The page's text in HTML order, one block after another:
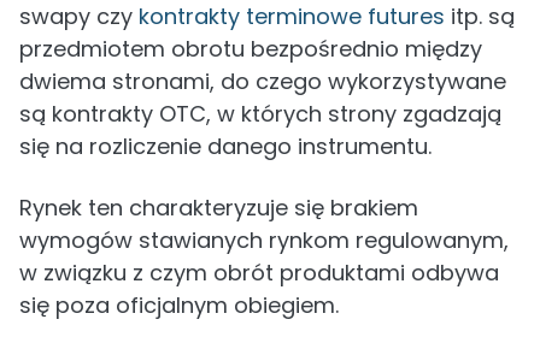
swapy czy kontrakty terminowe futures itp. są
przedmiotem obrotu bezpośrednio między
dwiema stronami, do czego wykorzystywane
są kontrakty OTC, w których strony zgadzają
się na rozliczenie danego instrumentu.
Rynek ten charakteryzuje się brakiem
wymogów stawianych rynkom regulowanym,
w związku z czym obrót produktami odbywa
się poza oficjalnym obiegiem.